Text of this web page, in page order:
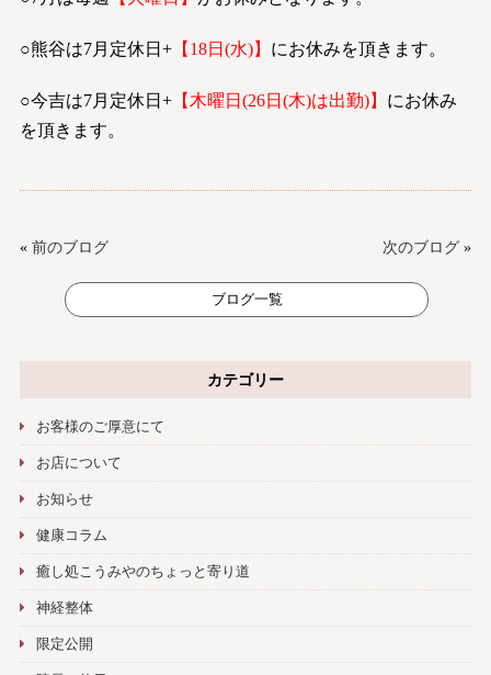
○熊谷は7月定休日+【18日(水)】 にお休みを頂きます。
○今吉は7月定休日+【木曜日(26日(木)は出勤)】 にお休み
を頂きます。
« 前のブログ 次のブログ »
ブログ一覧
カテゴリー
お客様のご厚意にて
お店について
お知らせ
健康コラム
癒し処こうみやのちょっと寄り道
神経整体
限定公開